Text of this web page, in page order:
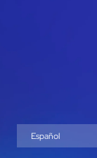
Español
English